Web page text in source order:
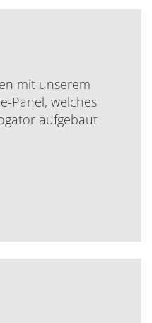
mit unserem
Panel, welches
aufgebaut